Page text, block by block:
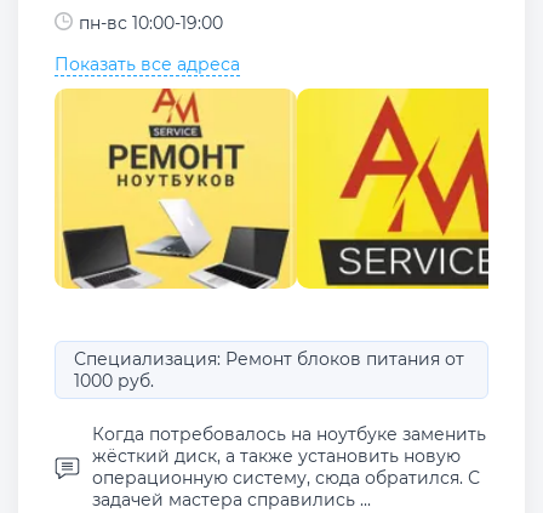
пн-вс 10:00-19:00
Показать все адреса
Специализация: Ремонт блоков питания от
1000 руб.
Когда потребовалось на ноутбуке заменить
жёсткий диск, а также установить новую
операционную систему, сюда обратился. С
задачей мастера справились ...